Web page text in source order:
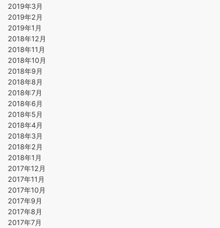
2019年3月
2019年2月
2019年1月
2018年12月
2018年11月
2018年10月
2018年9月
2018年8月
2018年7月
2018年6月
2018年5月
2018年4月
2018年3月
2018年2月
2018年1月
2017年12月
2017年11月
2017年10月
2017年9月
2017年8月
2017年7月